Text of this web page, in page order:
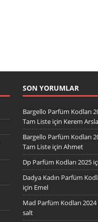
SON YORUMLAR
Bargello Parfüm Kodları
Tam Listeiçin Kerem
Bargello Parfüm Kodları
Tam Listeiçin Ahmet
Dp Parfüm Kodları 2025
Dadya Kadın Parfüm
için Emel
Mad Parfüm Kodları 2024
salt